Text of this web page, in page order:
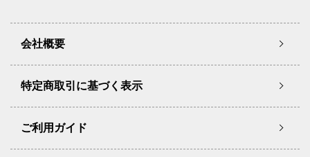
会社概要
特定商取引に基づく表示
ご利用ガイド